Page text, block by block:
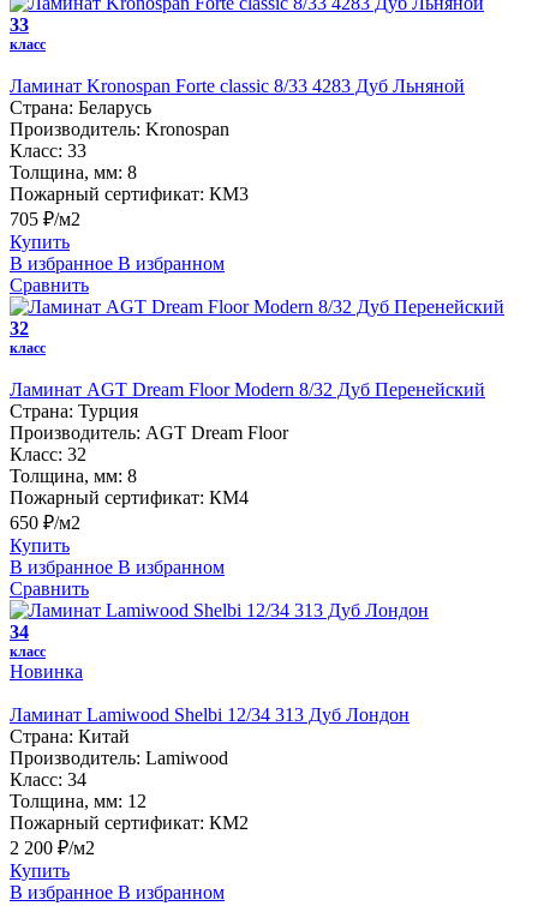
33
класс
Ламинат Kronospan Forte classic 8/33 4283 Дуб Льняной
Страна: Беларусь
Производитель: Kronospan
Класс: 33
Толщина, мм: 8
Пожарный сертификат: КМ3
705 ₽/м2
Купить
В избранное В избранном
Сравнить
32
класс
Ламинат AGT Dream Floor Modern 8/32 Дуб Перенейский
Страна: Турция
Производитель: AGT Dream Floor
Класс: 32
Толщина, мм: 8
Пожарный сертификат: КМ4
650 ₽/м2
Купить
В избранное В избранном
Сравнить
34
класс
Новинка
Ламинат Lamiwood Shelbi 12/34 313 Дуб Лондон
Страна: Китай
Производитель: Lamiwood
Класс: 34
Толщина, мм: 12
Пожарный сертификат: КМ2
2 200 ₽/м2
Купить
В избранное В избранном